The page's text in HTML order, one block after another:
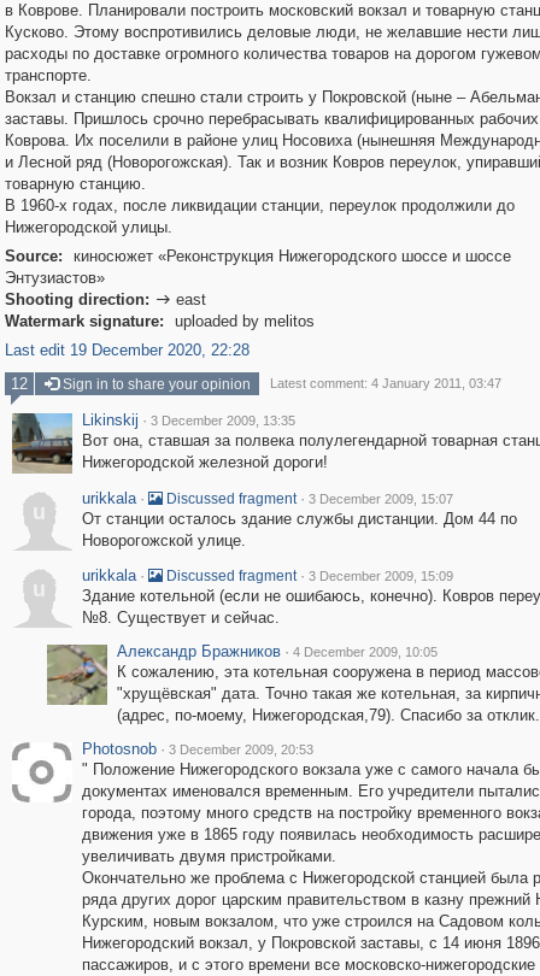
в Коврове. Планировали построить московский вокзал и товарную
Кусково. Этому воспротивились деловые люди, не желавшие нести
расходы по доставке огромного количества товаров на дорогом
транспорте.
Вокзал и станцию спешно стали строить у Покровской (ныне –
заставы. Пришлось срочно перебрасывать квалифицированных
Коврова. Их поселили в районе улиц Носовиха (нынешняя
и Лесной ряд (Новорогожская). Так и возник Ковров переулок,
товарную станцию.
В 1960-х годах, после ликвидации станции, переулок продолжили до
Нижегородской улицы.
Source:
киносюжет «Реконструкция Нижегородского шоссе и шоссе
Энтузиастов»
Shooting direction:  east
Watermark signature:
uploaded by melitos
Last edit 19 December 2020, 22:28
12
Sign in to share your opinion Latest comment: 4 January 2011, 03:47
Likinskij · 3 December 2009, 13:35
Вот она, ставшая за полвека полулегендарной товарная
Нижегородской железной дороги!
u
urikkala · Discussed fragment · 3 December 2009, 15:07
От станции осталось здание службы дистанции. Дом 44 по
Новорогожской улице.
u
urikkala · Discussed fragment · 3 December 2009, 15:09
Здание котельной (если не ошибаюсь, конечно). Ковров
№8. Существует и сейчас.
Александр Бражников · 4 December 2009, 10:05
К сожалению, эта котельная сооружена в период
"хрущёвская" дата. Точно такая же котельная, за
(адрес, по-моему, Нижегородская,79). Спасибо за
Photosnob · 3 December 2009, 20:53
" Положение Нижегородского вокзала уже с самого начала
документах именовался временным. Его учредители
города, поэтому много средств на постройку временного
движения уже в 1865 году появилась необходимость
увеличивать двумя пристройками.
Окончательно же проблема с Нижегородской станцией
ряда других дорог царским правительством в казну
Курским, новым вокзалом, что уже строился на Садовом
Нижегородский вокзал, у Покровской заставы, с 14 июня
пассажиров, и с этого времени все московско-